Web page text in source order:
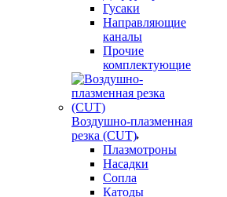
Гусаки
Направляющие
каналы
Прочие
комплектующие
Воздушно-плазменная
резка (CUT)
Плазмотроны
Насадки
Сопла
Катоды